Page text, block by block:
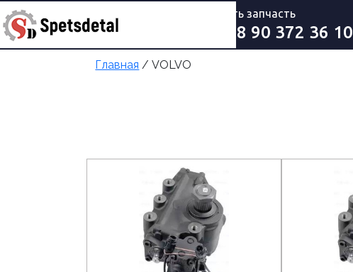
купить запчасть
+998 90 372 36 10
Главная / VOLVO